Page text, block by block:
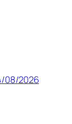
08/2026